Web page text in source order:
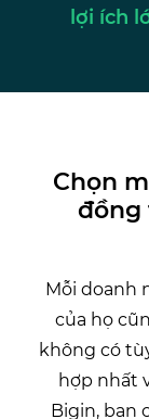
lợi ích
Chọn
đồng
Mỗi doanh
của họ
không có
hợp nhất
Bigin, bạn